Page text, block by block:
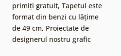
primiți gratuit, Tapetul este
format din benzi cu lățime
de 49 cm, Proiectate de
designerul nostru grafic